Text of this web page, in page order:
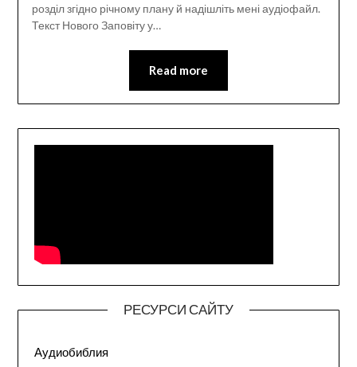
розділ згідно річному плану й надішліть мені аудіофайл.
Текст Нового Заповіту у…
Read more
РЕСУРСИ САЙТУ
Аудиобиблия